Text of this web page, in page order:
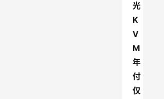
光
K
V
M
年
付
仅